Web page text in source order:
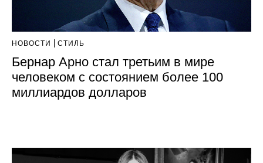
НОВОСТИ СТИЛЬ
Бернар Арно стал третьим в мире
человеком с состоянием более 100
миллиардов долларов